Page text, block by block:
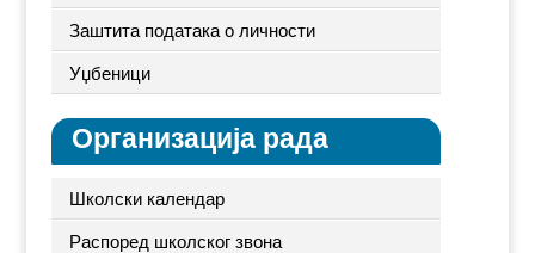
Заштита података о личности
Уџбеници
Организација рада
Школски календар
Распоред школског звона